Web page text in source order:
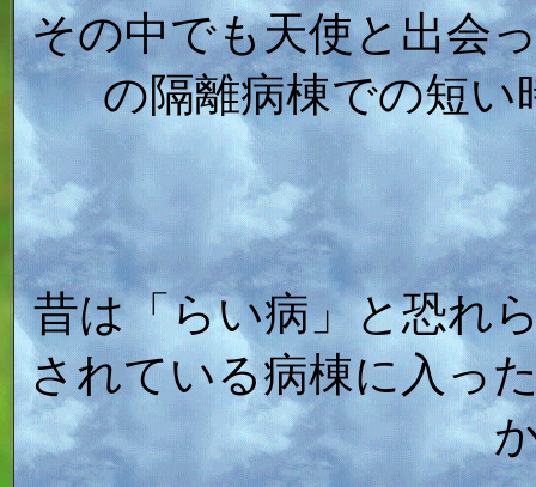
その中でも天使と出会
の隔離病棟での短
昔は「らい病」と恐れ
されている病棟に入っ